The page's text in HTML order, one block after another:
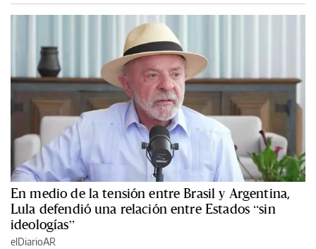
En medio de la tensión entre Brasil y Argentina,
Lula defendió una relación entre Estados “sin
ideologías”
elDiarioAR